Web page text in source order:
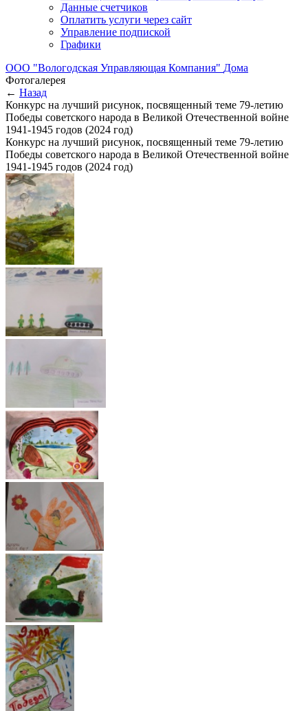
Данные счетчиков
Оплатить услуги через сайт
Управление подпиской
Графики
ООО "Вологодская Управляющая Компания" Дома
Фотогалерея
← Назад
Конкурс на лучший рисунок, посвященный теме 79-летию
Победы советского народа в Великой Отечественной войне
1941-1945 годов (2024 год)
Конкурс на лучший рисунок, посвященный теме 79-летию
Победы советского народа в Великой Отечественной войне
1941-1945 годов (2024 год)